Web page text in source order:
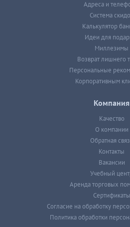
Адреса и
Система
Калькулятор
Идеи для
Миллезимы
Возврат лишнего
Персональные
Корпоративным
Компания
Качество
О компании
Обратная
Контакты
Вакансии
Учебный
Аренда торговых
Сертификаты
Согласие на обработку
Политика обработки